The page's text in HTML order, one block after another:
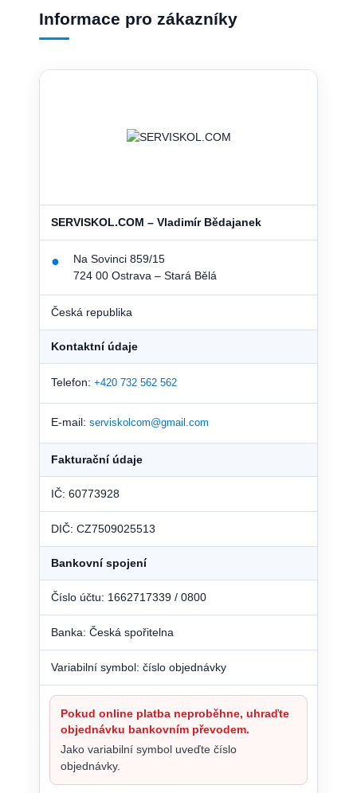
Informace pro zákazníky
SERVISKOL.COM – Vladimír Bědajanek
●
Na Sovinci 859/15
724 00 Ostrava – Stará Bělá
Česká republika
Kontaktní údaje
Telefon: +420 732 562 562
E-mail: serviskolcom@gmail.com
Fakturační údaje
IČ: 60773928
DIČ: CZ7509025513
Bankovní spojení
Číslo účtu: 1662717339 / 0800
Banka: Česká spořitelna
Variabilní symbol: číslo objednávky
Pokud online platba neproběhne, uhraďte
objednávku bankovním převodem.
Jako variabilní symbol uveďte číslo
objednávky.